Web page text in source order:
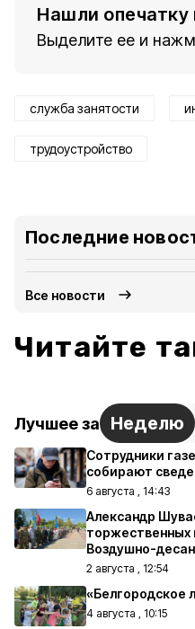
Нашли опечатку
Выделите ее и
служба занятости
трудоустройство
Последние
Все новости
Читайте
Лучшее за Неделю
Сотрудники
собирают
6 августа , 14:43
Александр
торжественных
Воздушно-
2 августа , 12:54
«Белгородское
4 августа , 10:15